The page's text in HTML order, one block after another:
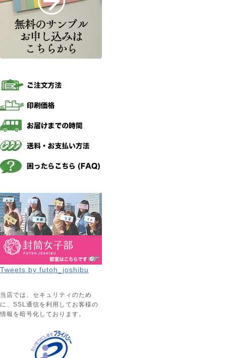
Tweets by futoh_joshibu
当店では、セキュリティのため
に、SSL通信を利用してお客様の
情報を暗号化しております。